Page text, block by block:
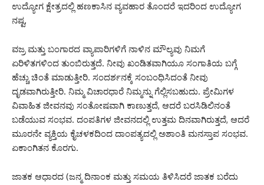
ಉದ್ಯೋಗ ಕ್ಷೇತ್ರದಲ್ಲಿ ಹಣಕಾಸಿನ ವ್ಯವಹಾರ ತೊಂದರೆ ಇದರಿಂದ ಉದ್ಯೋಗ
ನಷ್ಟ,
ವಜ್ರ ಮತ್ತು ಬಂಗಾರದ ವ್ಯಾಪಾರಿಗಳಿಗೆ ನಾಳಿನ ಮೌಲ್ಯವು ನಿಮಗೆ
ಏರಿಳಿತಗಳಿಂದ ತುಂಬಿರುತ್ತದೆ. ನೀವು ಖಂಡಿತವಾಗಿಯೂ ಸಂಗಾತಿಯ ಬಗ್ಗೆ
ಹೆಚ್ಚು ಚಿಂತೆ ಮಾಡುತ್ತೀರಿ. ಸಂದರ್ಶನಕ್ಕೆ ಸಂಬಂಧಿಸಿದಂತೆ ನೀವು
ದೃಡವಾಗಿರುತ್ತೀರಿ. ನಿಮ್ಮ ವಿಚಾರಧಾರೆ ನಿಮ್ಮನ್ನು ಗೆಲ್ಲಿಸಬಹುದು. ಪ್ರೇಮಿಗಳ
ವಿವಾಹಿತ ಜೀವನವು ಸಂತೋಷವಾಗಿ ಕಾಣುತ್ತದೆ, ಆದರೆ ಬರಸಿಡಿಲಿನಂತೆ
ಬಡೆಯುವ ಸಂಭವ. ದಂಪತಿಗಳ ಜೀವನದಲ್ಲಿ ಉತ್ತಮ ದಿನವಾಗಿರುತ್ತದೆ, ಆದರೆ
ಮೂರನೇ ವ್ಯಕ್ತಿಯ ಕೈಚಳಕದಿಂದ ದಾಂಪತ್ಯದಲ್ಲಿ ಅಶಾಂತಿ ಮನಸ್ತಾಪ ಸಂಭವ.
ಏಕಾಂಗಿತನ ಕೊರಗು.
ಜಾತಕ ಆಧಾರದ (ಜನ್ಮ ದಿನಾಂಕ ಮತ್ತು ಸಮಯ ತಿಳಿಸಿದರೆ ಜಾತಕ ಬರೆದು